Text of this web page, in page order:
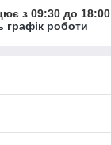
з 09:30 до 18:00
графік роботи